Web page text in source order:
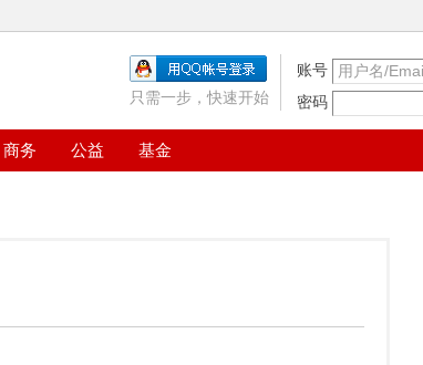
账号
密码
只需一步，快速开始
商务 公益 基金